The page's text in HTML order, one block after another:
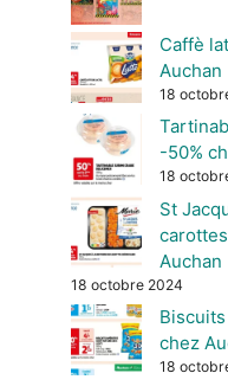
Caffè
Auchan
18
-50%
18
St
Auchan
18 octobre 2024
Biscuits
chez
18